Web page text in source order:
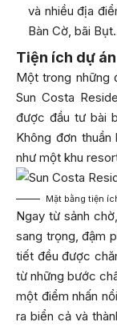
và nhiều địa
Bàn Cờ, bãi
Tiện ích dự án
Một trong những
Sun Costa
được đầu tư bài
Không đơn
như một khu
Mặt bằng tiện
Ngay từ sảnh
sang trọng, đậm
tiết đều được
từ những bước
một điểm nhấn
ra biển cả và